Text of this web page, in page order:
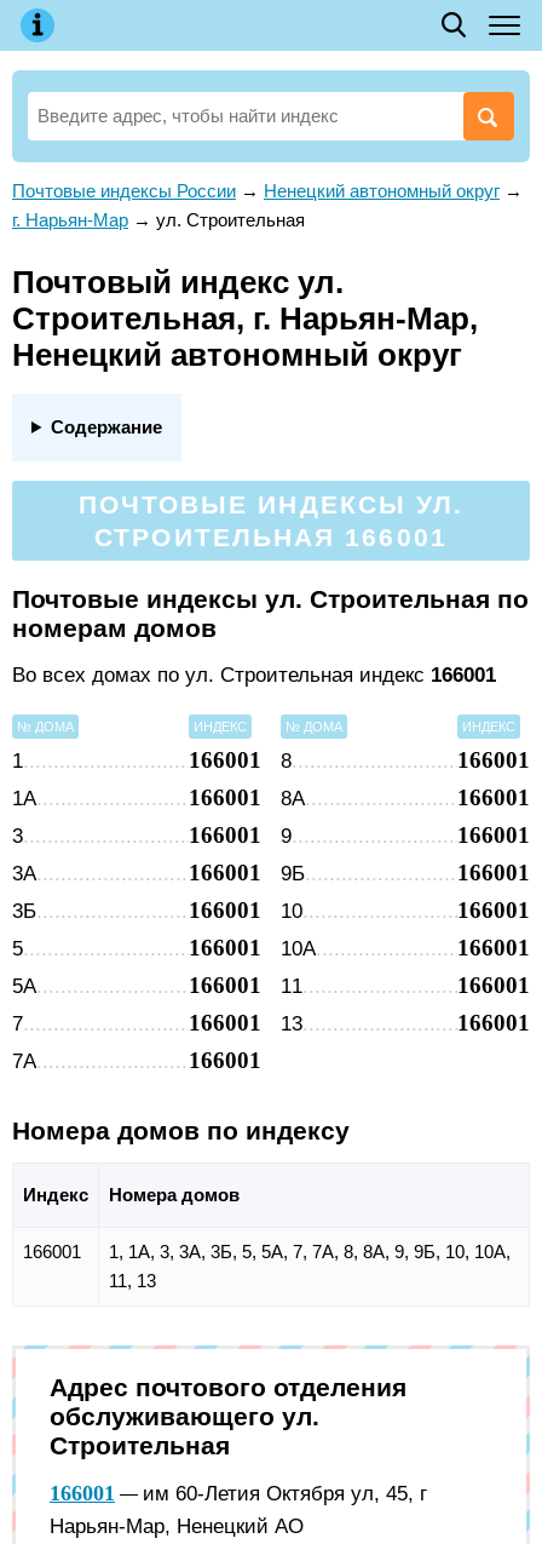
Почтовые индексы России → Ненецкий автономный округ →
г. Нарьян-Мар → ул. Строительная
Почтовый индекс ул.
Строительная, г. Нарьян-Мар,
Ненецкий автономный округ
Содержание
ПОЧТОВЫЕ ИНДЕКСЫ УЛ.
СТРОИТЕЛЬНАЯ 166001
Почтовые индексы ул. Строительная по
номерам домов
Во всех домах по ул. Строительная индекс 166001
№ ДОМА ИНДЕКС
1 166001
1А 166001
3 166001
3А 166001
3Б 166001
5 166001
5А 166001
7 166001
7А 166001
№ ДОМА ИНДЕКС
8 166001
8А 166001
9 166001
9Б 166001
10 166001
10А 166001
11 166001
13 166001
Номера домов по индексу
Индекс Номера домов
166001
1, 1А, 3, 3А, 3Б, 5, 5А, 7, 7А, 8, 8А, 9, 9Б, 10, 10А,
11, 13
Адрес почтового отделения
обслуживающего ул.
Строительная
166001 — им 60-Летия Октября ул, 45, г
Нарьян-Мар, Ненецкий АО